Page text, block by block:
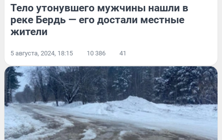
Тело утонувшего мужчины нашли в
реке Бердь — его достали местные
жители
5 августа, 2024, 18:15 10 386 41